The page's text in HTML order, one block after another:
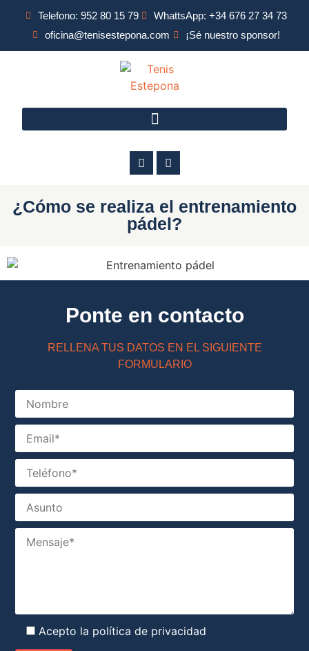
Telefono: 952 80 15 79
WhattsApp: +34 676 27 34 73
oficina@tenisestepona.com
¡Sé nuestro sponsor!
¿Cómo se realiza el entrenamiento
pádel?
Ponte en contacto
RELLENA TUS DATOS EN EL SIGUIENTE
FORMULARIO
Acepto la política de privacidad